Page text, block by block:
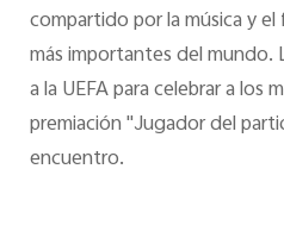
compartido por la música y
más importantes del mundo.
a la UEFA para celebrar a los
premiación "Jugador del
encuentro.